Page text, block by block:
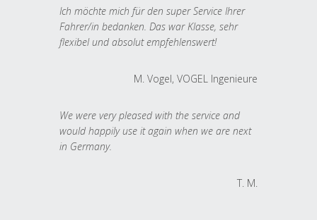
Ich möchte mich für den super Service Ihrer
Fahrer/in bedanken. Das war Klasse, sehr
flexibel und absolut empfehlenswert!
M. Vogel, VOGEL Ingenieure
We were very pleased with the service and
would happily use it again when we are next
in Germany.
T. M.